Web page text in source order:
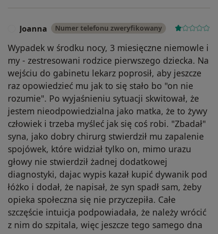
Joanna Numer telefonu zweryfikowany
Wypadek w środku nocy, 3 miesięczne niemowle i
my - zestresowani rodzice pierwszego dziecka. Na
wejściu do gabinetu lekarz poprosił, aby jeszcze
raz opowiedzieć mu jak to się stało bo "on nie
rozumie". Po wyjaśnieniu sytuacji skwitował, że
jestem nieodpowiedzialna jako matka, że to żywy
człowiek i trzeba myśleć jak się coś robi. "Zbadał"
syna, jako dobry chirurg stwierdził mu zapalenie
spojówek, które widział tylko on, mimo urazu
głowy nie stwierdził żadnej dodatkowej
diagnostyki, dajac wypis kazał kupić dywanik pod
łóżko i dodał, że napisał, że syn spadł sam, żeby
opieka społeczna się nie przyczepiła. Całe
szczęście intuicja podpowiadała, że należy wrócić
z nim do szpitala, więc jeszcze tego samego dna